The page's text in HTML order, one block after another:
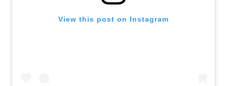
View this post on Instagram